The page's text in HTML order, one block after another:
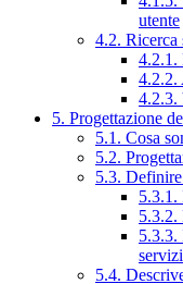
utente
4.2. Ricerca
4.2.1.
4.2.2.
4.2.3.
5. Progettazione
5.1. Cosa
5.2.
5.3.
5.3.1.
5.3.2.
5.3.3.
5.4.